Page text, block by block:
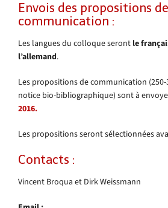
Envois des propositions de
communication :
Les langues du colloque serontle
l’allemand.
Les propositions de communication
notice bio-bibliographique) sont à
2016.
Les propositions seront sélectionnées
Contacts :
Vincent Broqua et Dirk Weissmann